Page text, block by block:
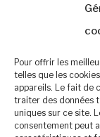
Pour offrir les
telles que les
appareils. Le fait de
traiter des données
uniques sur ce site.
consentement peut